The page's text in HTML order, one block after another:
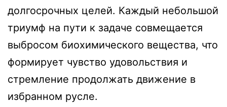
долгосрочных целей. Каждый небольшой
триумф на пути к задаче совмещается
выбросом биохимического вещества, что
формирует чувство удовольствия и
стремление продолжать движение в
избранном русле.